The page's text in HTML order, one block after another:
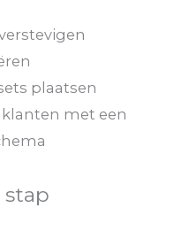
plaatsen
met een
stap